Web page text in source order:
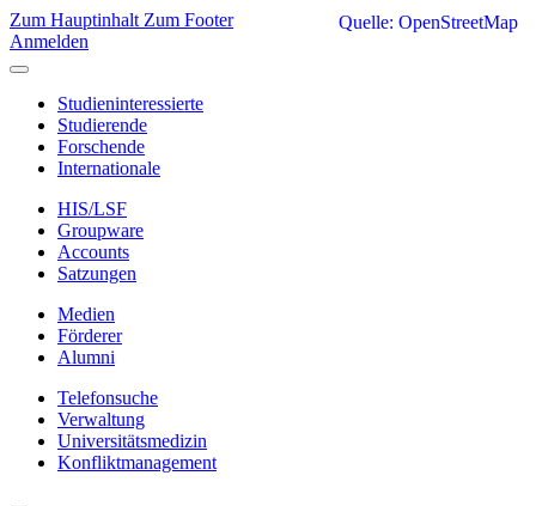
Zum Hauptinhalt Zum Footer
Anmelden
Studieninteressierte
Studierende
Forschende
Internationale
HIS/LSF
Groupware
Accounts
Satzungen
Medien
Förderer
Alumni
Telefonsuche
Verwaltung
Universitätsmedizin
Konfliktmanagement
Quelle: OpenStreetMap